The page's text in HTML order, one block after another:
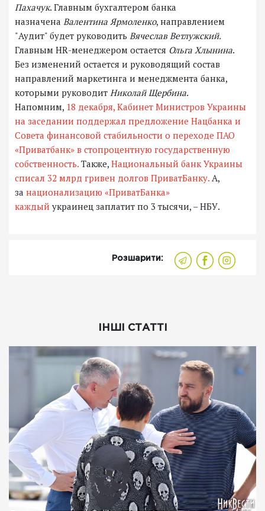
Пахачук. Главным бухгалтером банка
назначена Валентина Ярмоленко, направлением
"Аудит" будет руководить Вячеслав Ветлужский.
Главным HR-менеджером остается Ольга Хлынина.
Без изменений остается и руководящий состав
направлений маркетинга и менеджмента банка,
которыми руководит Николай Щербина.
Напомним, 18 декабря, Кабинет Министров Украины
на заседании поддержал предложение Нацбанка и
Совета финансовой стабильности о переходе ПАО
«Приватбанк» в стопроцентную государственную
собственность. Также, Национальный банк Украины
списал 32 млрд гривен долгов ПриватБанку. А,
за национализацию «ПриватБанка»
каждый украинец заплатит по 3 тысячи, – НБУ.
Розшарити:
ІНШІ СТАТТІ